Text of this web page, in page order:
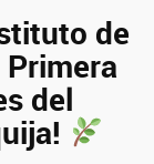
de
del